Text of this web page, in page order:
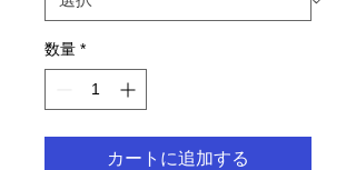
数量 *
カートに追加する